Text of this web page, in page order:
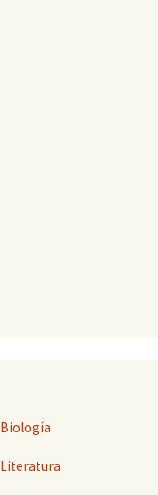
Biología
Literatura